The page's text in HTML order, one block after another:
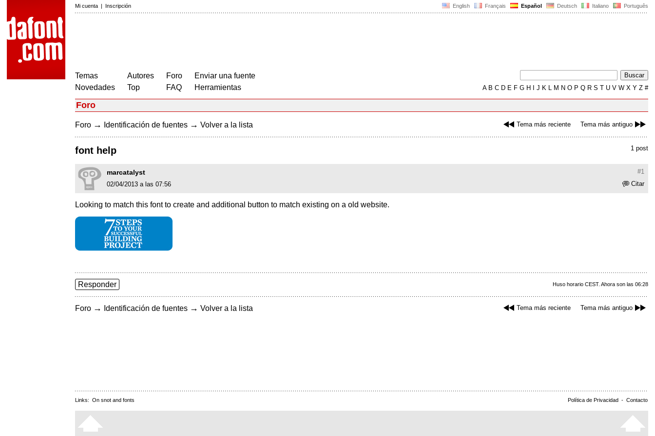
English Français Español Deutsch Italiano Português
Mi cuenta | Inscripción
Temas
Novedades
Autores
Top
Foro
FAQ
Enviar una fuente
Herramientas
AB C D E F G H J K L M N O P Q R S T U V W X Y Z #
Foro
Tema más reciente Tema más antiguo
Foro → Identificación de fuentes → Volver a la lista
1 post
font help
#1
marcatalyst
Citar
02/04/2013 a las 07:56
Looking to match this font to create and additional button to match existing on a old website.
Huso horario CEST. Ahora son las 06:28
Responder
Tema más reciente Tema más antiguo
Foro → Identificación de fuentes → Volver a la lista
Política de Privacidad - Contacto
Links: On snot and fonts